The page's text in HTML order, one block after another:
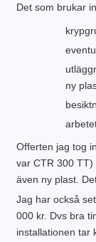
Det som brukar
ny
Offerten jag tog
var CTR 300
även ny plast.
Jag har också
000 kr. Dvs bra
installationen tar